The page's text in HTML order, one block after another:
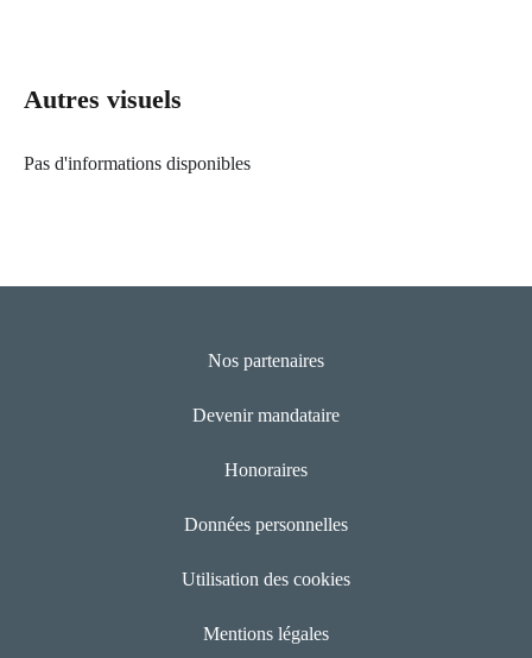
Autres visuels
Pas d'informations disponibles
Nos partenaires
Devenir mandataire
Honoraires
Données personnelles
Utilisation des cookies
Mentions légales